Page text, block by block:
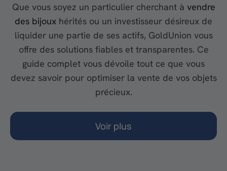
Que vous soyez un particulier cherchant à vendre
des bijoux hérités ou un investisseur désireux de
liquider une partie de ses actifs, GoldUnion vous
offre des solutions fiables et transparentes. Ce
guide complet vous dévoile tout ce que vous
devez savoir pour optimiser la vente de vos objets
précieux.
Voir plus